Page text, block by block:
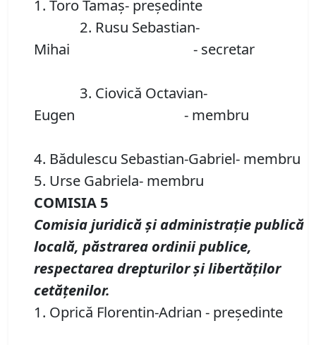
1. Toro Tamaş- preşedinte
2. Rusu Sebastian-
Mihai - secretar
3. Ciovică Octavian-
Eugen - membru
4. Bădulescu Sebastian-Gabriel- membru
5. Urse Gabriela- membru
COMISIA 5
Comisia juridică şi administraţie publică
locală, păstrarea ordinii publice,
respectarea drepturilor şi libertăţilor
cetăţenilor.
1. Oprică Florentin-Adrian - preşedinte